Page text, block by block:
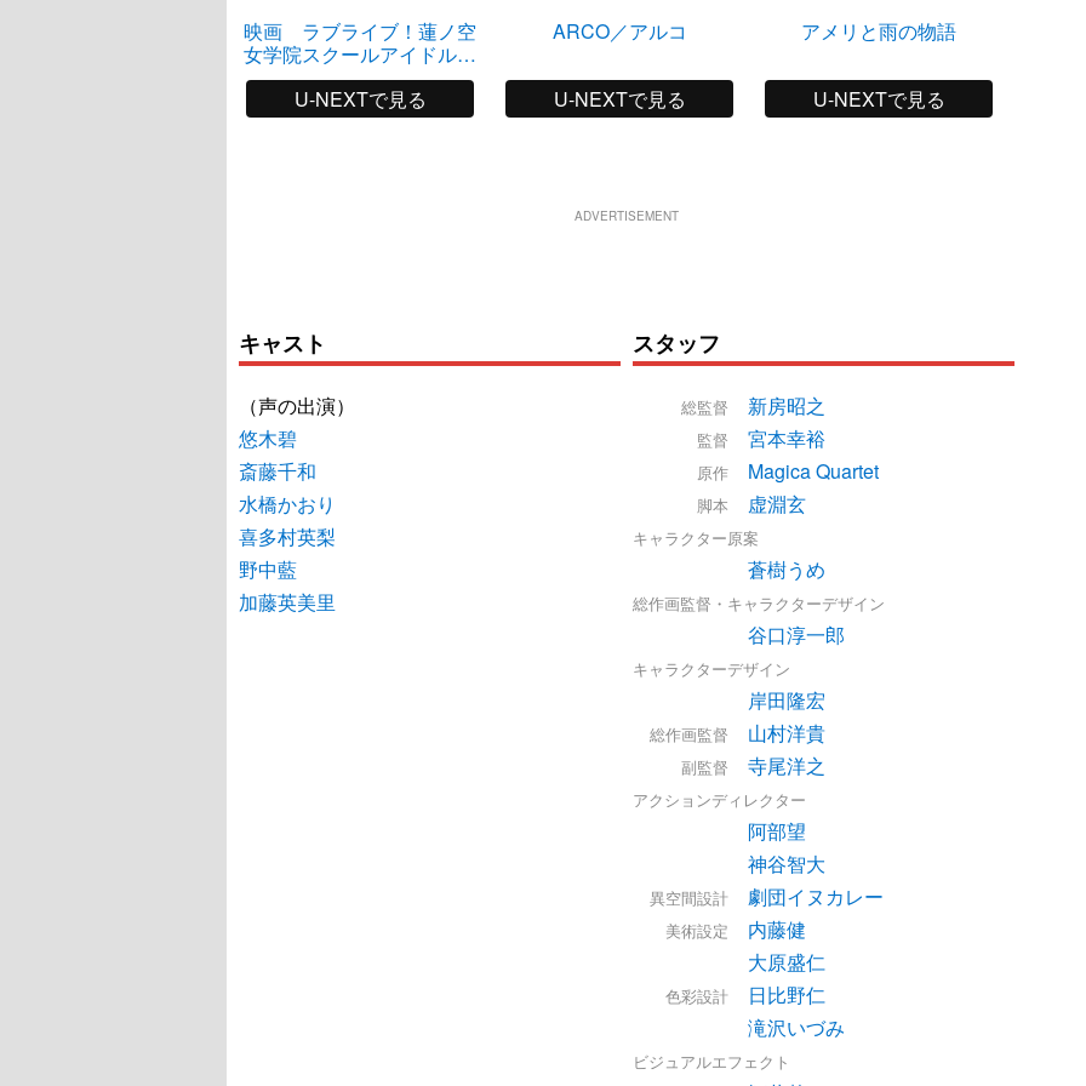
映画 ラブライブ！蓮ノ空
女学院スクールアイドルク
ラブ Bloom Garden Party
U-NEXTで見る
ARCO／アルコ
U-NEXTで見る
アメリと雨の物語
U-NEXTで見る
ADVERTISEMENT
キャスト
（声の出演）
悠木碧
斎藤千和
水橋かおり
喜多村英梨
野中藍
加藤英美里
スタッフ
総監督 新房昭之
監督 宮本幸裕
原作 Magica Quartet
脚本 虚淵玄
キャラクター原案
蒼樹うめ
総作画監督・キャラクターデザイン
谷口淳一郎
キャラクターデザイン
岸田隆宏
総作画監督 山村洋貴
副監督 寺尾洋之
アクションディレクター
阿部望
神谷智大
異空間設計 劇団イヌカレー
美術設定
内藤健
大原盛仁
色彩設計
日比野仁
滝沢いづみ
ビジュアルエフェクト